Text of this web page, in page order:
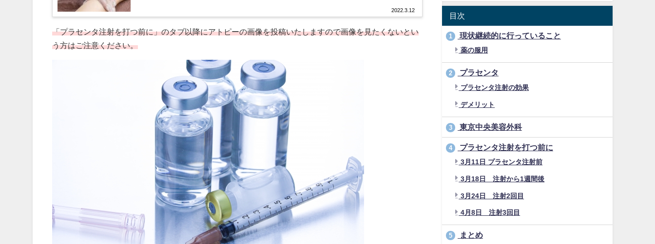
2022.3.12
「プラセンタ注射を打つ前に」のタブ以降にアトピーの画像を投稿いたしますので画像を見たくないとい
う方はご注意ください。
目次
1 現状継続的に行っていること
薬の服用
2 プラセンタ
プラセンタ注射の効果
デメリット
3 東京中央美容外科
4 プラセンタ注射を打つ前に
3月11日 プラセンタ注射前
3月18日 注射から1週間後
3月24日 注射2回目
4月8日 注射3回目
5 まとめ